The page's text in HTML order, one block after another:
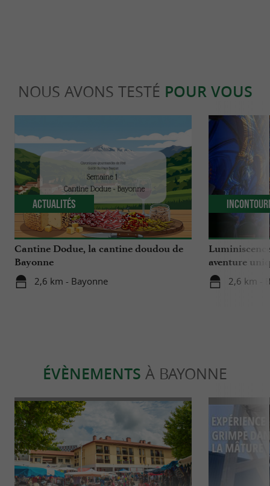
NOUS AVONS TESTÉ POUR VOUS
Cantine Dodue, la cantine doudou de
Bayonne
2,6 km - Bayonne
Actualités
aventure
cathédrale
2,6 km -
ÉVÈNEMENTS À BAYONNE